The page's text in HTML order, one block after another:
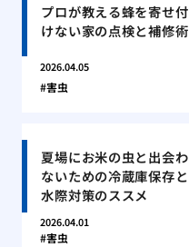
プロが教える蜂を寄せ付
けない家の点検と補修術
2026.04.05
害虫
夏場にお米の虫と出会わ
ないための冷蔵庫保存と
水際対策のススメ
2026.04.01
害虫